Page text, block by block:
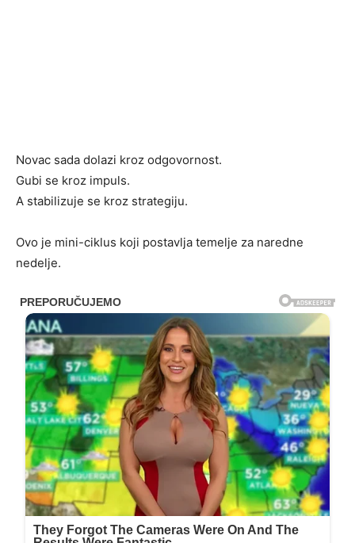
Novac sada dolazi kroz odgovornost.
Gubi se kroz impuls.
A stabilizuje se kroz strategiju.
Ovo je mini-ciklus koji postavlja temelje za naredne
nedelje.